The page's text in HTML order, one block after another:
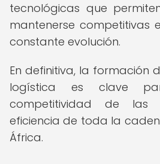
tecnológicas que
mantenerse competitivas
constante evolución.
En definitiva, la formación
logística es clave
competitividad de
eficiencia de toda la
África.